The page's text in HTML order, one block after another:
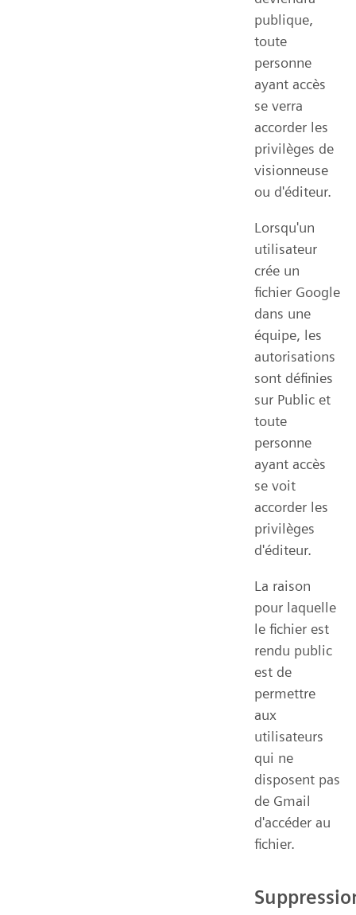
publique,
toute
personne
ayant accès
se verra
accorder les
privilèges de
visionneuse
ou d'éditeur.
Lorsqu'un
utilisateur
crée un
fichier Google
dans une
équipe, les
autorisations
sont définies
sur Public et
toute
personne
ayant accès
se voit
accorder les
privilèges
d'éditeur.
La raison
pour laquelle
le fichier est
rendu public
est de
permettre
aux
utilisateurs
qui ne
disposent pas
de Gmail
d'accéder au
fichier.